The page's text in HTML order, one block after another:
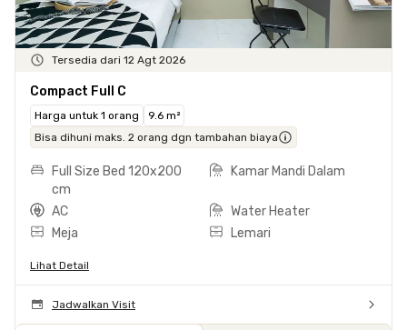
Tersedia dari 12 Agt 2026
Compact Full C
Harga untuk 1 orang
9.6 m²
Bisa dihuni maks. 2 orang dgn tambahan biaya
Full Size Bed 120x200
cm
Kamar Mandi Dalam
AC
Water Heater
Meja
Lemari
Lihat Detail
Jadwalkan Visit